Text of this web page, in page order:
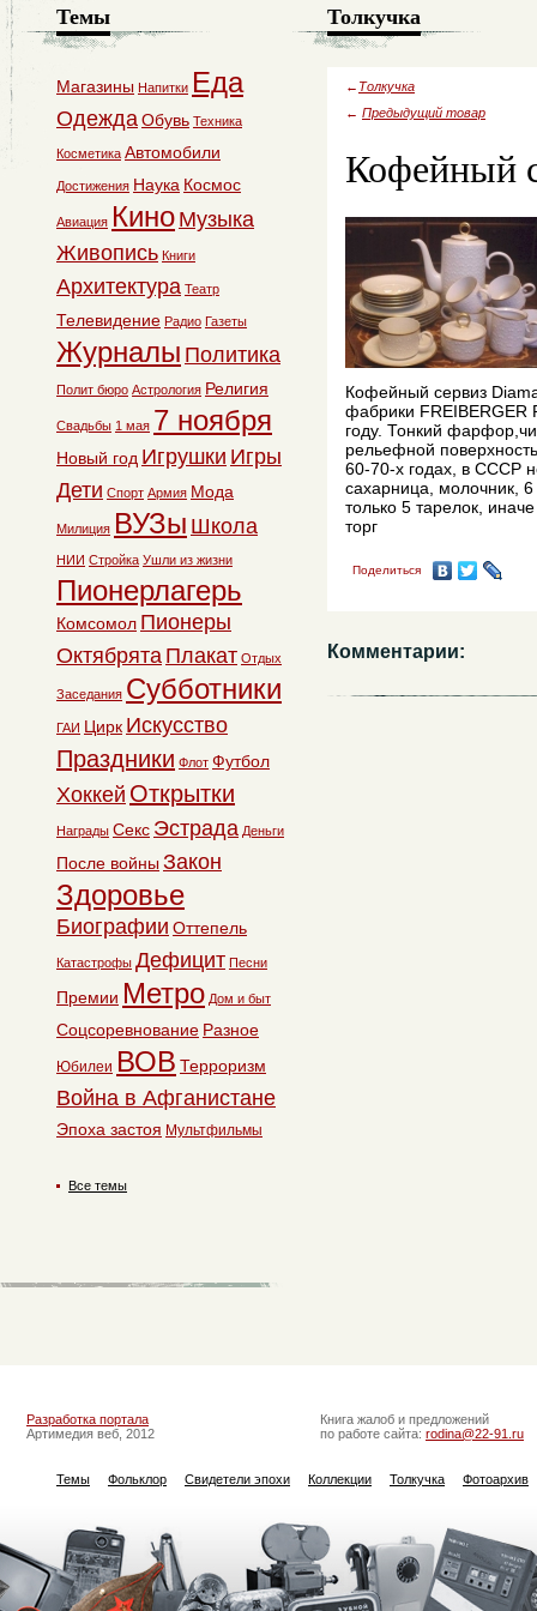
Толкучка
← Толкучка
← Предыдущий товар
Кофейный
Кофейный сервиз
фабрики FREIBERGER
году. Тонкий
рельефной
60-70-х годах, в СССР
сахарница, молочник,
только 5 тарелок,
торг
Поделиться
Комментарии:
Темы
Магазины Напитки Еда
ОдеждаОбувь Техника
Косметика Автомобили
Достижения Наука Космос
Авиация Кино Музыка
Живопись Книги
Архитектура Театр
Телевидение Радио Газеты
Журналы Политика
Полит бюро Астрология Религия
Свадьбы 1 мая 7 ноября
Новый год Игрушки Игры
Дети Спорт Армия Мода
Милиция ВУЗы Школа
НИИ Стройка Ушли из жизни
Пионерлагерь
Комсомол Пионеры
Октябрята Плакат Отдых
Заседания Субботники
ГАИ Цирк Искусство
Праздники Флот Футбол
Хоккей Открытки
Награды Секс Эстрада Деньги
После войны Закон
Здоровье
Биографии Оттепель
Катастрофы Дефицит Песни
Премии Метро Дом и быт
Соцсоревнование Разное
Юбилеи ВОВ Терроризм
Война в Афганистане
Эпоха застоя Мультфильмы
Все темы
Разработка портала
Артимедия веб, 2012
Книга жалоб и предложений
по работе сайта: rodina@22-91.ru
Темы Фольклор Свидетели эпохи Коллекции Толкучка Фотоархив